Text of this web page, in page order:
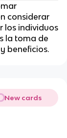
considerar
los individuos
la toma de
beneficios.
New cards